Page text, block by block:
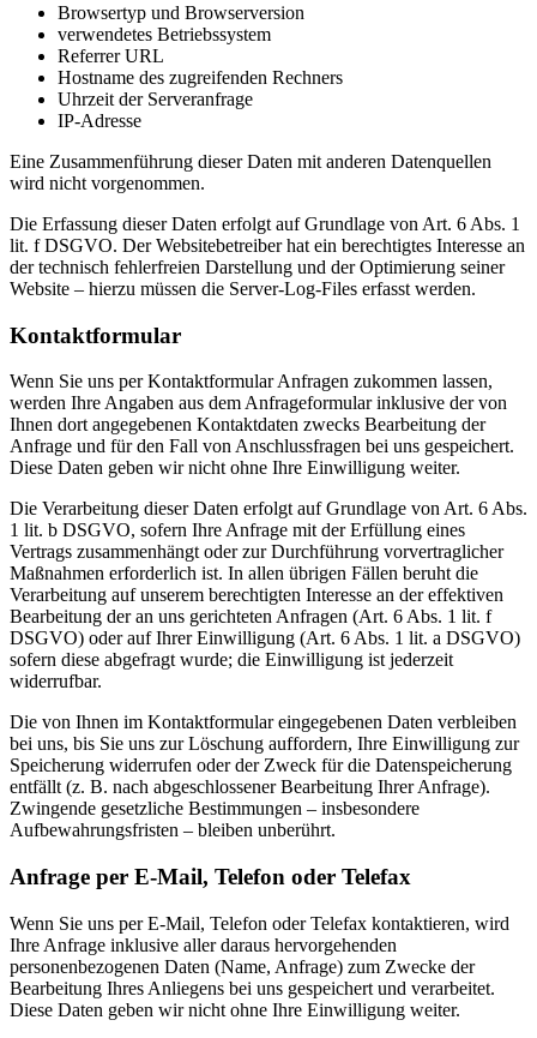
Browsertyp und Browserversion
verwendetes Betriebssystem
Referrer URL
Hostname des zugreifenden Rechners
Uhrzeit der Serveranfrage
IP-Adresse
Eine Zusammenführung dieser Daten mit anderen Datenquellen
wird nicht vorgenommen.
Die Erfassung dieser Daten erfolgt auf Grundlage von Art. 6 Abs. 1
lit. f DSGVO. Der Websitebetreiber hat ein berechtigtes Interesse an
der technisch fehlerfreien Darstellung und der Optimierung seiner
Website – hierzu müssen die Server-Log-Files erfasst werden.
Kontaktformular
Wenn Sie uns per Kontaktformular Anfragen zukommen lassen,
werden Ihre Angaben aus dem Anfrageformular inklusive der von
Ihnen dort angegebenen Kontaktdaten zwecks Bearbeitung der
Anfrage und für den Fall von Anschlussfragen bei uns gespeichert.
Diese Daten geben wir nicht ohne Ihre Einwilligung weiter.
Die Verarbeitung dieser Daten erfolgt auf Grundlage von Art. 6 Abs.
1 lit. b DSGVO, sofern Ihre Anfrage mit der Erfüllung eines
Vertrags zusammenhängt oder zur Durchführung vorvertraglicher
Maßnahmen erforderlich ist. In allen übrigen Fällen beruht die
Verarbeitung auf unserem berechtigten Interesse an der effektiven
Bearbeitung der an uns gerichteten Anfragen (Art. 6 Abs. 1 lit. f
DSGVO) oder auf Ihrer Einwilligung (Art. 6 Abs. 1 lit. a DSGVO)
sofern diese abgefragt wurde; die Einwilligung ist jederzeit
widerrufbar.
Die von Ihnen im Kontaktformular eingegebenen Daten verbleiben
bei uns, bis Sie uns zur Löschung auffordern, Ihre Einwilligung zur
Speicherung widerrufen oder der Zweck für die Datenspeicherung
entfällt (z. B. nach abgeschlossener Bearbeitung Ihrer Anfrage).
Zwingende gesetzliche Bestimmungen – insbesondere
Aufbewahrungsfristen – bleiben unberührt.
Anfrage per E-Mail, Telefon oder Telefax
Wenn Sie uns per E-Mail, Telefon oder Telefax kontaktieren, wird
Ihre Anfrage inklusive aller daraus hervorgehenden
personenbezogenen Daten (Name, Anfrage) zum Zwecke der
Bearbeitung Ihres Anliegens bei uns gespeichert und verarbeitet.
Diese Daten geben wir nicht ohne Ihre Einwilligung weiter.